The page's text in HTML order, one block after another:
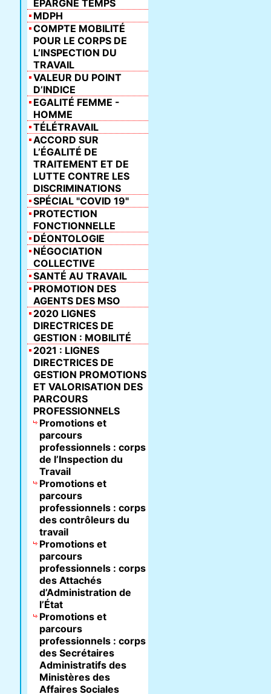
ÉPARGNE TEMPS
MDPH
COMPTE MOBILITÉ
POUR LE CORPS DE
L’INSPECTION DU
TRAVAIL
VALEUR DU POINT
D’INDICE
EGALITÉ FEMME -
HOMME
TÉLÉTRAVAIL
ACCORD SUR
L’ÉGALITÉ DE
TRAITEMENT ET DE
LUTTE CONTRE LES
DISCRIMINATIONS
SPÉCIAL "COVID 19"
PROTECTION
FONCTIONNELLE
DÉONTOLOGIE
NÉGOCIATION
COLLECTIVE
SANTÉ AU TRAVAIL
PROMOTION DES
AGENTS DES MSO
2020 LIGNES
DIRECTRICES DE
GESTION : MOBILITÉ
2021 : LIGNES
DIRECTRICES DE
GESTION PROMOTIONS
ET VALORISATION DES
PARCOURS
PROFESSIONNELS
Promotions et
parcours
professionnels : corps
de l’Inspection du
Travail
Promotions et
parcours
professionnels : corps
des contrôleurs du
travail
Promotions et
parcours
professionnels : corps
des Attachés
d’Administration de
l’État
Promotions et
parcours
professionnels : corps
des Secrétaires
Administratifs des
Ministères des
Affaires Sociales